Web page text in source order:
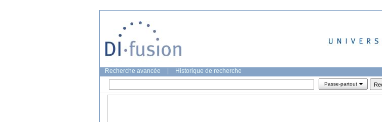
Recherche avancée Historique de recherche
Passe-partout